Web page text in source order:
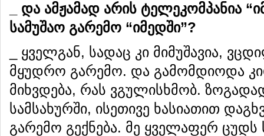
და ამჟამად არის ტელეკომპანია “
სამუშაო გარემო “იმედში”?
_ ყველგან, სადაც კი მიმუშავია,
მყუდრო გარემო. და გამომდიოდა
მიხვდება, რას ვგულისხმობ.
სამსახურში, ისეთივე ხასიათით
გარემო გექნება. მე ყველაფერ ცუდს